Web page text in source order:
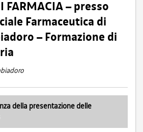
FARMACIA – presso
Farmaceutica di
– Formazione di
della presentazione delle